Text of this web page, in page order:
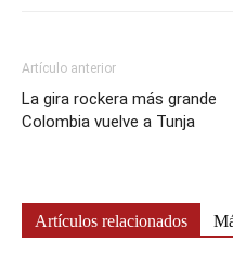
Artículo anterior
La gira rockera más grande
Colombia vuelve a Tunja
Artículos relacionados